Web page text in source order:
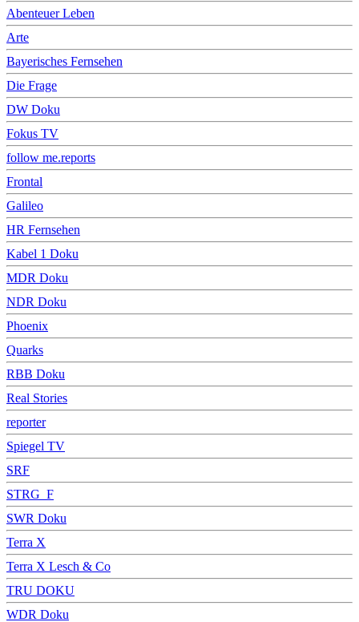
Abenteuer Leben
Arte
Bayerisches Fernsehen
Die Frage
DW Doku
Fokus TV
follow me.reports
Frontal
Galileo
HR Fernsehen
Kabel 1 Doku
MDR Doku
NDR Doku
Phoenix
Quarks
RBB Doku
Real Stories
reporter
Spiegel TV
SRF
STRG_F
SWR Doku
Terra X
Terra X Lesch & Co
TRU DOKU
WDR Doku